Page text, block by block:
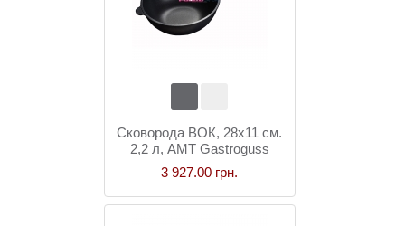
Сковорода ВОК, 28x11 см.
2,2 л, AMT Gastroguss
3 927.00 грн.